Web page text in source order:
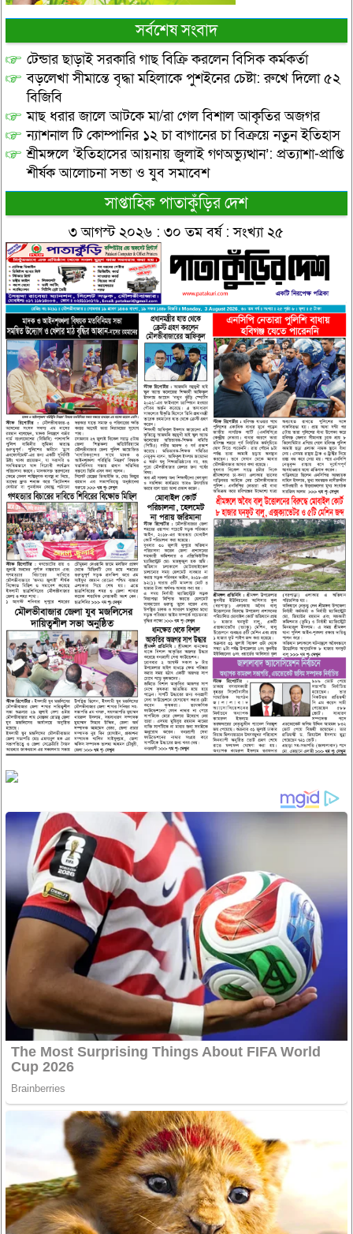
সর্বশেষ সংবাদ
টেন্ডার ছাড়াই সরকারি গাছ বিক্রি করলেন বিসিক কর্মকর্তা
বড়লেখা সীমান্তে বৃদ্ধা মহিলাকে পুশইনের চেষ্টা: রুখে দিলো ৫২
বিজিবি
মাছ ধরার জালে আটকে মা/রা গেল বিশাল আকৃতির অজগর
ন্যাশনাল টি কোম্পানির ১২ চা বাগানের চা বিক্রয়ে নতুন ইতিহাস
শ্রীমঙ্গলে ‘ইতিহাসের আয়নায় জুলাই গণঅভ্যুত্থান’: প্রত্যাশা-প্রাপ্তি
শীর্ষক আলোচনা সভা ও যুব সমাবেশ
সাপ্তাহিক পাতাকুঁড়ির দেশ
৩ আগস্ট ২০২৬ : ৩০ তম বর্ষ : সংখ্যা ২৫